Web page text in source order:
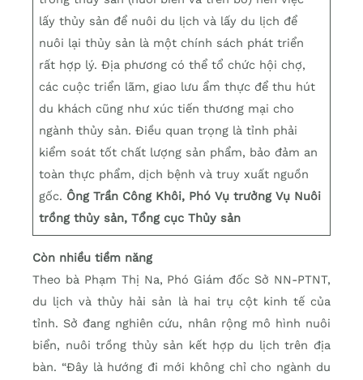
lấy thủy sản để nuôi du lịch và lấy du lịch để
nuôi lại thủy sản là một chính sách phát triển
rất hợp lý. Địa phương có thể tổ chức hội chợ,
các cuộc triển lãm, giao lưu ẩm thực để thu hút
du khách cũng như xúc tiến thương mại cho
ngành thủy sản. Điều quan trọng là tỉnh phải
kiểm soát tốt chất lượng sản phẩm, bảo đảm an
toàn thực phẩm, dịch bệnh và truy xuất nguồn
gốc. Ông Trần Công Khôi, Phó Vụ trưởng Vụ Nuôi
trồng thủy sản,Tổng cục Thủy sản
Còn nhiều tiềm năng
Theo bà Phạm Thị Na, Phó Giám đốc Sở NN-PTNT,
du lịch và thủy hải sản là hai trụ cột kinh tế của
tỉnh. Sở đang nghiên cứu, nhân rộng mô hình nuôi
biển, nuôi trồng thủy sản kết hợp du lịch trên địa
bàn. “Đây là hướng đi mới không chỉ cho ngành du